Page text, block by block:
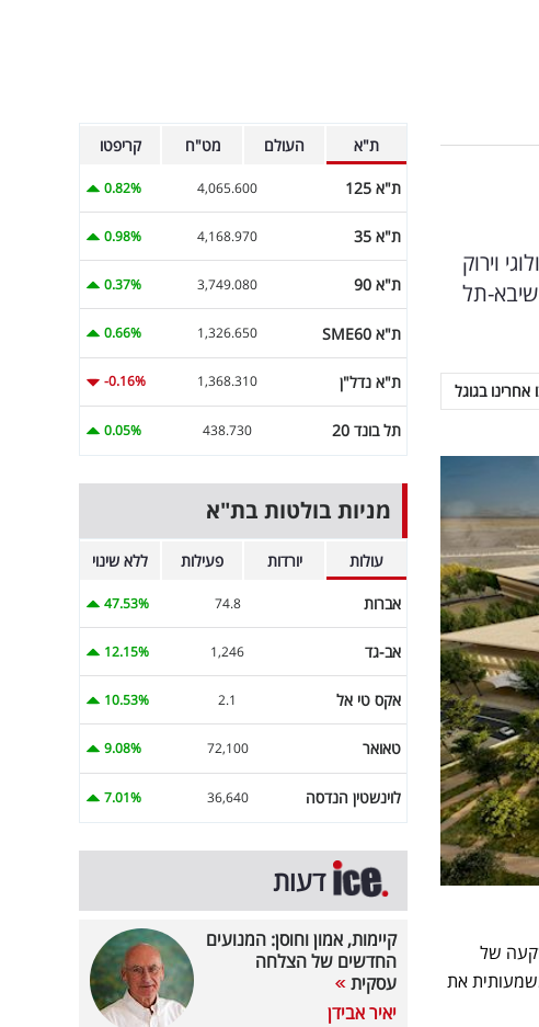
וירוק
מנהל שיבא-תל
אחרינו בגוגל
של
משמעותית את
ת"א העולם מט"ח קריפטו
ת"א 125 4,065.600
0.82%
ת"א 35 4,168.970
0.98%
ת"א 90 3,749.080
0.37%
ת"א SME60 1,326.650
0.66%
ת"א נדל"ן 1,368.310
-0.16%
תל בונד 20 438.730
0.05%
מניות בולטות בת"א
עולות יורדות פעילות ללא שינוי
אברות 74.8
47.53%
אב-גד 1,246
12.15%
אקס טי אל 2.1
10.53%
טאואר 72,100
9.08%
לוינשטין הנדסה 36,640
7.01%
דעות
קיימות, אמון וחוסן: המנועים
החדשים של הצלחה
עסקית
יאיר אבידן